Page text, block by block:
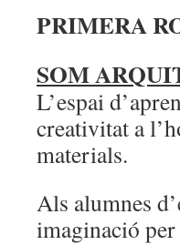
PRIMERA
SOM
L’espai
creativitat a
materials.
Als alumnes
imaginació